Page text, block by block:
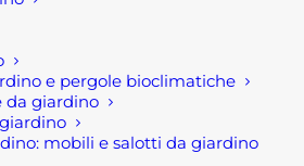
e pergole bioclimatiche
da giardino
mobili e salotti da giardino
i suoi lati negativi e
il materiale più
esteticamente, ma
costo oneroso richiede